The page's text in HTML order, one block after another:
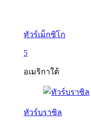
ทัวร์เม็กซิโก
5
อเมริกาใต้
ทัวร์บราซิล